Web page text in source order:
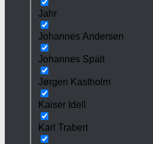
Jahr
Johannes Andersen
Johannes Spalt
Jørgen Kastholm
Kaiser Idell
Karl Trabert